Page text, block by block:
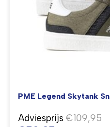
PME Legend Skytank
Adviesprijs €109,95